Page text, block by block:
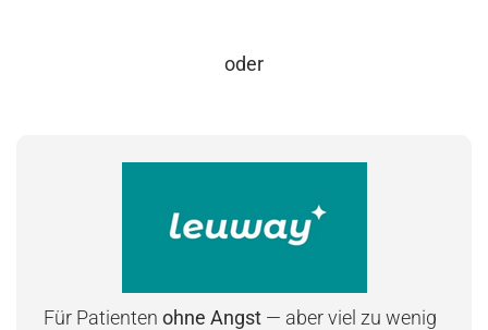
oder
Für Patienten ohne Angst — aber viel zu wenig